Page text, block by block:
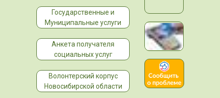
Волонтерский корпус
Новосибирской области
Государственные и
Муниципальные услуги
Анкета получателя
социальных услуг